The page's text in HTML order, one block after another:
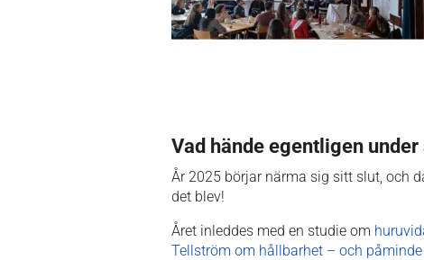
Vad hände egentligen under
År 2025 börjar närma sig sitt slut, och
det blev!
Året inleddes med en studie om
Tellström om hållbarhet – och